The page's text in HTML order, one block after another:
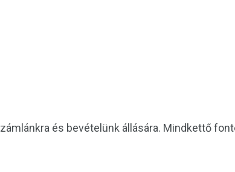
és bevételünk állására. Mindkettő